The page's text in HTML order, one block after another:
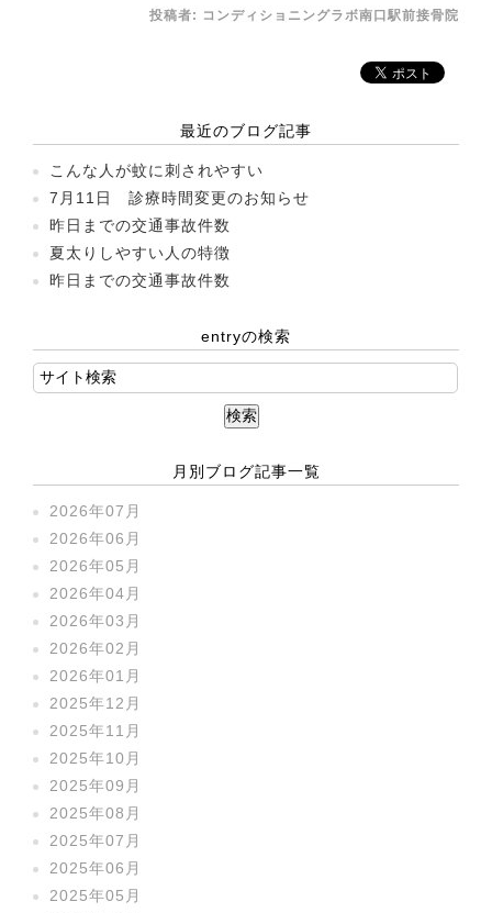
投稿者: コンディショニングラボ南口駅前接骨院
最近のブログ記事
こんな人が蚊に刺されやすい
7月11日 診療時間変更のお知らせ
昨日までの交通事故件数
夏太りしやすい人の特徴
昨日までの交通事故件数
entryの検索
月別ブログ記事一覧
2026年07月
2026年06月
2026年05月
2026年04月
2026年03月
2026年02月
2026年01月
2025年12月
2025年11月
2025年10月
2025年09月
2025年08月
2025年07月
2025年06月
2025年05月